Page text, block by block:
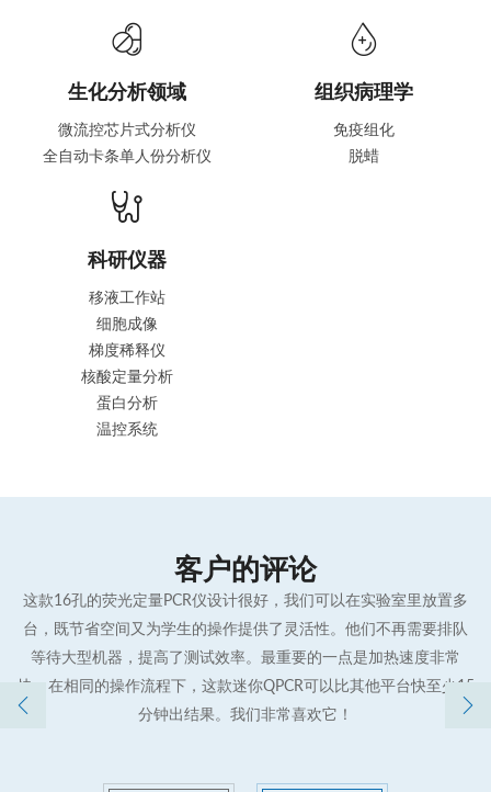
生化分析领域
微流控芯片式分析仪
全自动卡条单人份分析仪
组织病理学
免疫组化
脱蜡
科研仪器
移液工作站
细胞成像
梯度稀释仪
核酸定量分析
蛋白分析
温控系统
客户的评论
这款16孔的荧光定量PCR仪设计很好，我们可以在实验室里放置多
台，既节省空间又为学生的操作提供了灵活性。他们不再需要排队
等待大型机器，提高了测试效率。最重要的一点是加热速度非常
快，在相同的操作流程下，这款迷你QPCR可以比其他平台快至少15
分钟出结果。我们非常喜欢它！